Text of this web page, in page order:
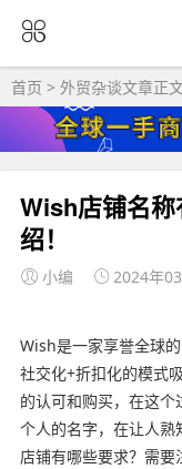
首页 > 外贸杂谈文章正
Wish店铺名
绍！
小编 2024年
Wish是一家享誉全球
社交化+折扣化的模式
的认可和购买，在这
个人的名字，在让人
店铺有哪些要求？需要